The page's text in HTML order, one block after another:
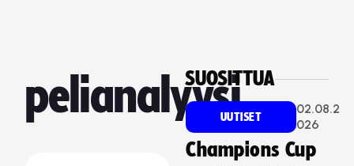
pelianalyysi
SUOSITTUA
UUTISET
02.08.2
026
Champions Cup